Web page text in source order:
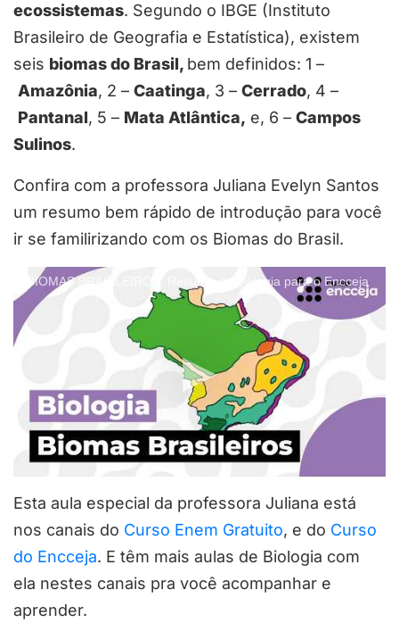
ecossistemas. Segundo o IBGE (Instituto
Brasileiro de Geografia e Estatística), existem
seis biomas do Brasil, bem definidos: 1 –
Amazônia, 2 – Caatinga, 3 – Cerrado, 4 –
Pantanal, 5 – Mata Atlântica, e, 6 – Campos
Sulinos.
Confira com a professora Juliana Evelyn Santos
um resumo bem rápido de introdução para você
ir se familirizando com os Biomas do Brasil.
BIOMAS BRASILEIROS: Resumo de Biologia para o Encceja
Esta aula especial da professora Juliana está
nos canais do Curso Enem Gratuito, e do Curso
do Encceja. E têm mais aulas de Biologia com
ela nestes canais pra você acompanhar e
aprender.